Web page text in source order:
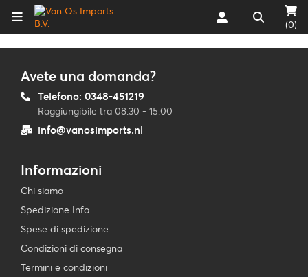
(0)
Avete una domanda?
Telefono: 0348-451219
Raggiungibile tra 08.30 - 15.00
info@vanosimports.nl
Informazioni
Chi siamo
Spedizione Info
Spese di spedizione
Condizioni di consegna
Termini e condizioni